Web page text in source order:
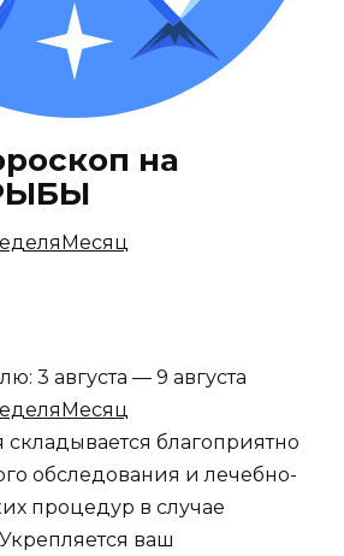
на
Месяц
3 августа — 9 августа
Месяц
благоприятно
обследования и лечебно-
процедур в случае
ваш